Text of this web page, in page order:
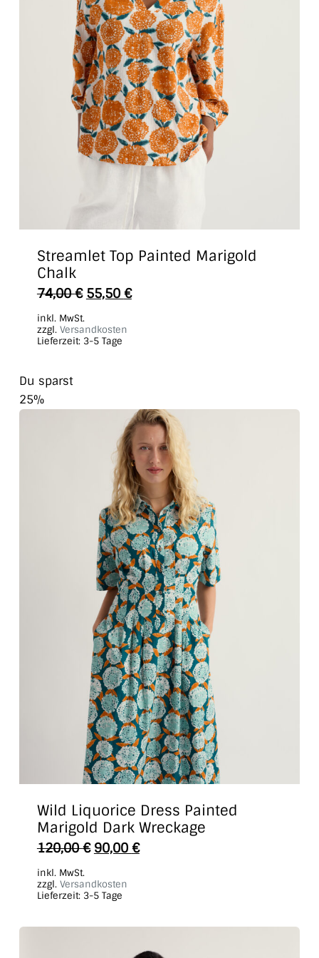
Streamlet Top Painted Marigold
Chalk
74,00€ 55,50 €
Optionen
können
auf
der
Produktseite
gewählt
werden
inkl. MwSt.
zzgl. Versandkosten
Lieferzeit: 3-5 Tage
Du sparst
25%
Wild Liquorice Dress Painted
Marigold Dark Wreckage
120,00€ 90,00 €Dieses
inkl. MwSt.
zzgl. Versandkosten
Lieferzeit: 3-5 Tage